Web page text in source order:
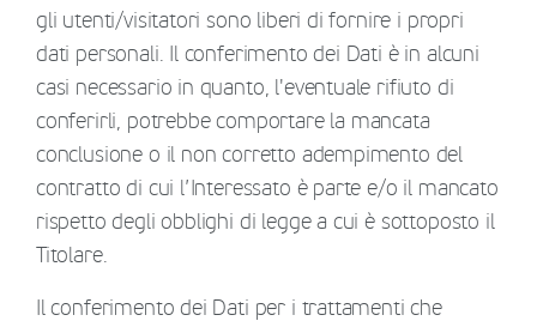
gli utenti/visitatori sono liberi di fornire i propri
dati personali. Il conferimento dei Dati è in alcuni
casi necessario in quanto, l'eventuale rifiuto di
conferirli, potrebbe comportare la mancata
conclusione o il non corretto adempimento del
contratto di cui l’Interessato è parte e/o il mancato
rispetto degli obblighi di legge a cui è sottoposto il
Titolare.
Il conferimento dei Dati per i trattamenti che